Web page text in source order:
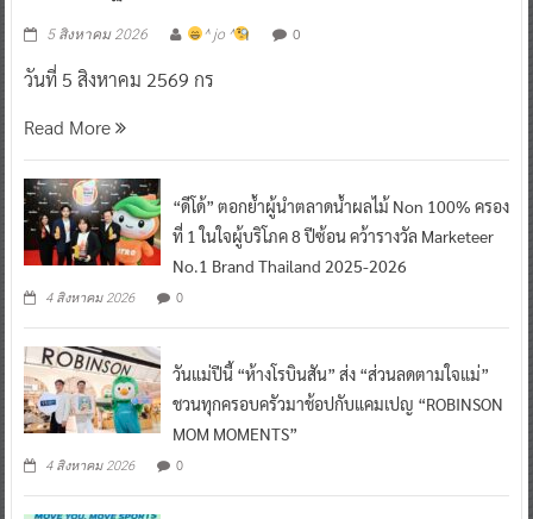
5 สิงหาคม 2026 ^ jo ^ 0
วันที่ 5 สิงหาคม 2569 กร
Read More
“ดีโด้” ตอกย้ำผู้นำตลาดน้ำผลไม้ Non 100% ครอง
ที่ 1 ในใจผู้บริโภค 8 ปีซ้อน คว้ารางวัล Marketeer
No.1 Brand Thailand 2025-2026
4 สิงหาคม 2026 0
วันแม่ปีนี้ “ห้างโรบินสัน” ส่ง “ส่วนลดตามใจแม่”
ชวนทุกครอบครัวมาช้อปกับแคมเปญ “ROBINSON
MOM MOMENTS”
4 สิงหาคม 2026 0